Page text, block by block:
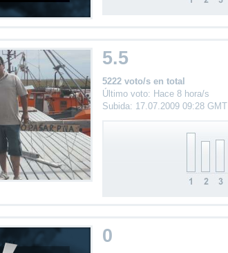
5.5
5222 voto/s en total
Último voto: Hace 8 hora/s
Subida: 17.07.2009 09:28 GMT
0